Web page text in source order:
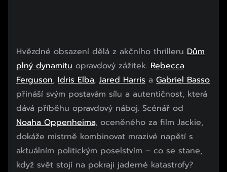
Hvězdné obsazení dělá z akčního thrilleru Dům
plný dynamitu opravdový zážitek. Rebecca
Ferguson, Idris Elba, Jared Harris a Gabriel Basso
přináší svým postavám sílu a autentičnost, která
dává příběhu opravdový náboj. Scénář od
Noaha Oppenheima, oceněného za film Jackie,
dokáže mistrně kombinovat mrazivé napětí s
aktuálním politickým poselstvím – co se stane,
když svět stojí na pokraji jaderné katastrofy?